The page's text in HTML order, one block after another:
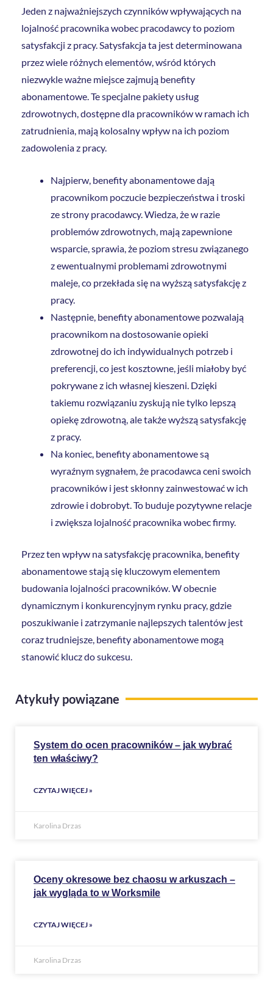
Jeden z najważniejszych czynników wpływających na
lojalność pracownika wobec pracodawcy to poziom
satysfakcji z pracy. Satysfakcja ta jest determinowana
przez wiele różnych elementów, wśród których
niezwykle ważne miejsce zajmują benefity
abonamentowe. Te specjalne pakiety usług
zdrowotnych, dostępne dla pracowników w ramach ich
zatrudnienia, mają kolosalny wpływ na ich poziom
zadowolenia z pracy.
Najpierw, benefity abonamentowe dają
pracownikom poczucie bezpieczeństwa i troski
ze strony pracodawcy. Wiedza, że w razie
problemów zdrowotnych, mają zapewnione
wsparcie, sprawia, że poziom stresu związanego
z ewentualnymi problemami zdrowotnymi
maleje, co przekłada się na wyższą satysfakcję z
pracy.
Następnie, benefity abonamentowe pozwalają
pracownikom na dostosowanie opieki
zdrowotnej do ich indywidualnych potrzeb i
preferencji, co jest kosztowne, jeśli miałoby być
pokrywane z ich własnej kieszeni. Dzięki
takiemu rozwiązaniu zyskują nie tylko lepszą
opiekę zdrowotną, ale także wyższą satysfakcję
z pracy.
Na koniec, benefity abonamentowe są
wyraźnym sygnałem, że pracodawca ceni swoich
pracowników i jest skłonny zainwestować w ich
zdrowie i dobrobyt. To buduje pozytywne relacje
i zwiększa lojalność pracownika wobec firmy.
Przez ten wpływ na satysfakcję pracownika, benefity
abonamentowe stają się kluczowym elementem
budowania lojalności pracowników. W obecnie
dynamicznym i konkurencyjnym rynku pracy, gdzie
poszukiwanie i zatrzymanie najlepszych talentów jest
coraz trudniejsze, benefity abonamentowe mogą
stanowić klucz do sukcesu.
Atykuły powiązane
System do ocen pracowników – jak wybrać
ten właściwy?
CZYTAJ WIĘCEJ »
Karolina Drzas
Oceny okresowe bez chaosu w arkuszach –
jak wygląda to w Worksmile
CZYTAJ WIĘCEJ »
Karolina Drzas